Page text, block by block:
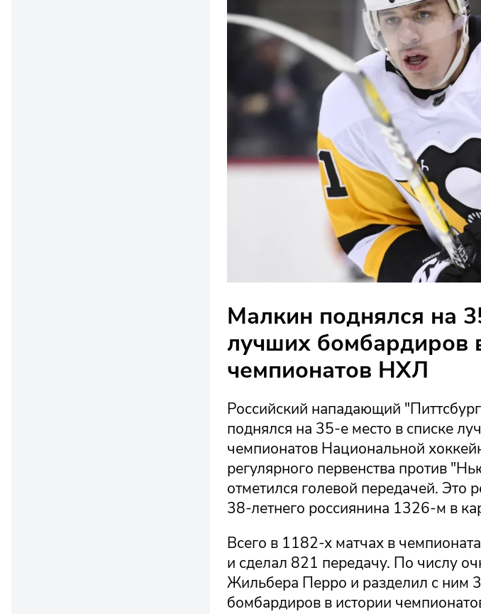
Малкин поднялся на
лучших бомбардиров
чемпионатов НХЛ
Российский нападающий
поднялся на 35-е место в списке
чемпионатов Национальной
регулярного первенства против
отметился голевой передачей. Это
38-летнего россиянина 1326-м в
Всего в 1182-х матчах в
и сделал 821 передачу. По числу
Жильбера Перро и разделил с ним
бомбардиров в истории